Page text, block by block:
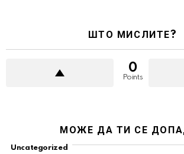
ШТО МИСЛИТЕ?
0
Points
МОЖЕ ДА ТИ СЕ
Uncategorized